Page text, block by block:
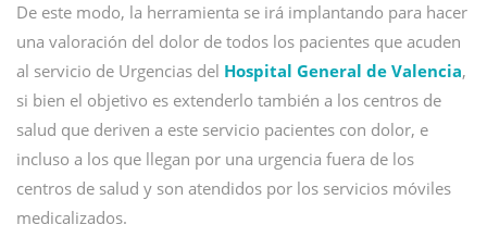
De este modo, la herramienta se irá implantando para hacer
una valoración del dolor de todos los pacientes que acuden
al servicio de Urgencias del Hospital General de Valencia,
si bien el objetivo es extenderlo también a los centros de
salud que deriven a este servicio pacientes con dolor, e
incluso a los que llegan por una urgencia fuera de los
centros de salud y son atendidos por los servicios móviles
medicalizados.